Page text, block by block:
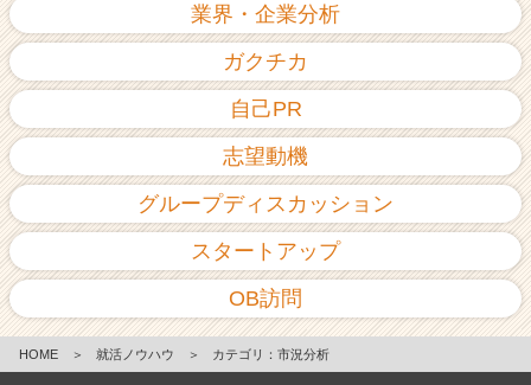
業界・企業分析
ガクチカ
自己PR
志望動機
グループディスカッション
スタートアップ
OB訪問
HOME ＞ 就活ノウハウ ＞ カテゴリ：市況分析